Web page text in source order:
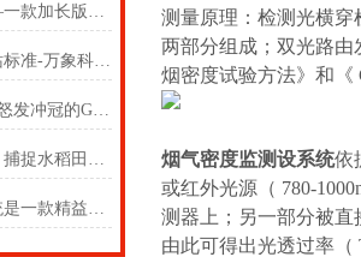
多普勒流速流量仪——一款加长版超声波多普勒流速仪2025(万象推送)
一体化校园气象观测站标准-万象科普：是一款高大上的校园气象站#（2024）
GNSS监测站——一款怒发冲冠的GNSS监测系统2024万象环境
水稻田间孢子捕捉仪：捕捉水稻田间孢子，预警作物病害风险
地下水位动态监测系统是一款精益求精的水位站监测系统
测量原理： 检测光横穿
两部分组成；双光路由
烟密度试验方法》和《
烟气密度监测设系统依
或红外光源（ 780-
测器上；另一部分被
由此可得出光透过率（